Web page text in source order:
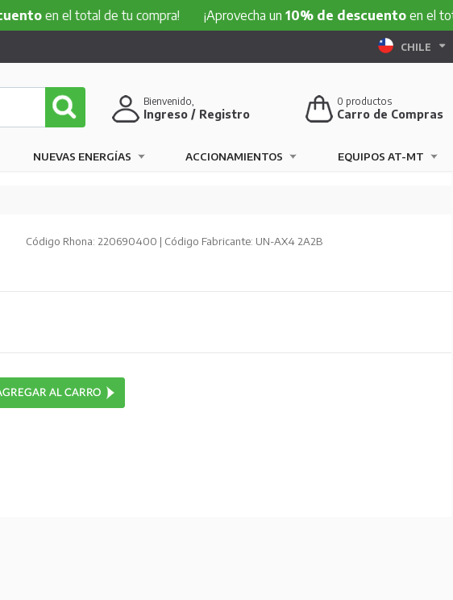
el total de tu compra! ¡Aprovecha un10% de descuentoen el total de tu
CHILE
0 productos
Carro de Compras
Bienvenido,
Ingreso / Registro
NUEVAS ENERGÍAS ACCIONAMIENTOS EQUIPOS AT-MT
Código Rhona: 220690400 | Código Fabricante: UN-AX4 2A2B